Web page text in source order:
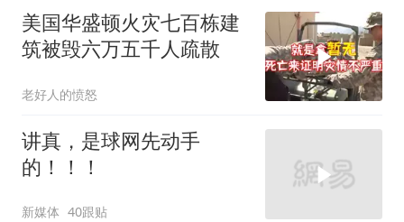
美国华盛顿火灾七百栋建
筑被毁六万五千人疏散
老好人的愤怒
讲真，是球网先动手
的！！！
新媒体 40跟贴